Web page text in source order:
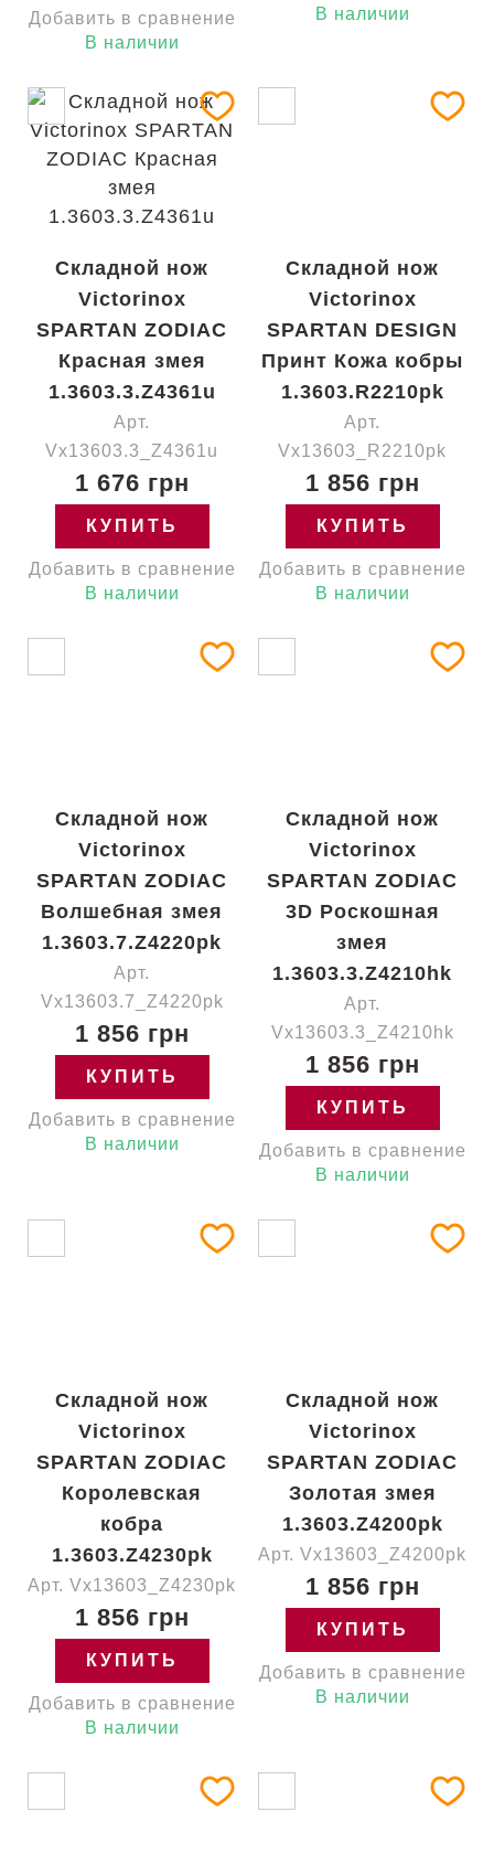
Добавить в сравнение
В наличии
В наличии
Складной нож
Victorinox
SPARTAN ZODIAC
Красная змея
1.3603.3.Z4361u
Арт.
Vx13603.3_Z4361u
1 676 грн
КУПИТЬ
Добавить в сравнение
В наличии
Складной нож
Victorinox
SPARTAN DESIGN
Принт Кожа кобры
1.3603.R2210pk
Арт.
Vx13603_R2210pk
1 856 грн
КУПИТЬ
Добавить в сравнение
В наличии
Складной нож
Victorinox
SPARTAN ZODIAC
Волшебная змея
1.3603.7.Z4220pk
Арт.
Vx13603.7_Z4220pk
1 856 грн
КУПИТЬ
Добавить в сравнение
В наличии
Складной нож
Victorinox
SPARTAN ZODIAC
3D Роскошная
змея
1.3603.3.Z4210hk
Арт.
Vx13603.3_Z4210hk
1 856 грн
КУПИТЬ
Добавить в сравнение
В наличии
Складной нож
Victorinox
SPARTAN ZODIAC
Королевская
кобра
1.3603.Z4230pk
Арт. Vx13603_Z4230pk
1 856 грн
КУПИТЬ
Добавить в сравнение
В наличии
Складной нож
Victorinox
SPARTAN ZODIAC
Золотая змея
1.3603.Z4200pk
Арт. Vx13603_Z4200pk
1 856 грн
КУПИТЬ
Добавить в сравнение
В наличии